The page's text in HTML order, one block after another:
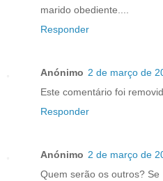
marido obediente....
Responder
Anónimo 2 de março de
Este comentário foi
Responder
Anónimo 2 de março de
Quem serão os outros?